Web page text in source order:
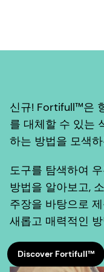
신규! Fortifull™은
를 대체할 수 있는
하는 방법을 모색
도구를 탐색하여
방법을 알아보고,
주장을 바탕으로
새롭고 매력적인
Discover Fortifull™